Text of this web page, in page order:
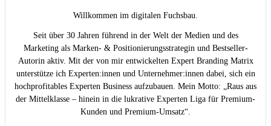
Willkommen im digitalen Fuchsbau.
Seit über 30 Jahren führend in der Welt der Medien und des
Marketing als Marken- & Positionierungsstrategin und Bestseller-
Autorin aktiv. Mit der von mir entwickelten Expert Branding Matrix
unterstütze ich Experten:innen und Unternehmer:innen dabei, sich ein
hochprofitables Experten Business aufzubauen. Mein Motto: „Raus aus
der Mittelklasse – hinein in die lukrative Experten Liga für Premium-
Kunden und Premium-Umsatz“.